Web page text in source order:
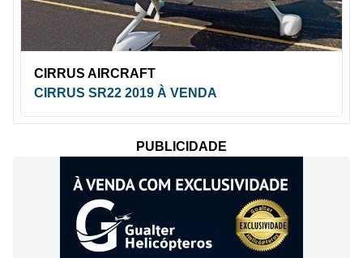
CIRRUS AIRCRAFT
CIRRUS SR22 2019 À VENDA
PUBLICIDADE